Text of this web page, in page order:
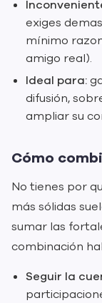
exiges
mínimo
amigo real).
Ideal para:
difusión,
ampliar su
Cómo
No tienes por
más sólidas
sumar las
combinación
Seguir la